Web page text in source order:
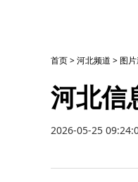
首页>河北频道 > 图
河北信
2026-05-25